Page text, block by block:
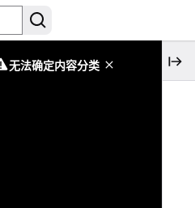
无法确定内容分类